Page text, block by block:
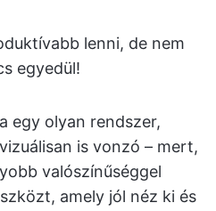
lenni, de nem
egyedül!
egy olyan rendszer,
is vonzó – mert,
valószínűséggel
amely jól néz ki és